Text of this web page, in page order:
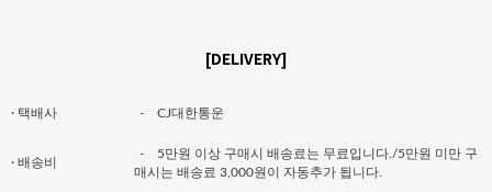
[DELIVERY]
· 택배사 - CJ대한통운
· 배송비
-
5만원 이상 구매시 배송료는 무료입니다./5만원 미만 구
매시는 배송료 3,000원이 자동추가 됩니다.